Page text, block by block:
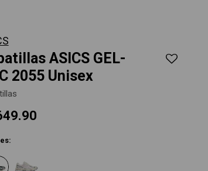
ASICS GEL-
2055 Unisex